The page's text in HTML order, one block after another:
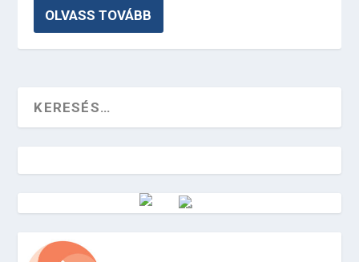
OLVASS TOVÁBB
Vörösmarty Rádió